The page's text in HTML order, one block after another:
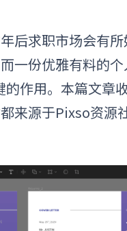
求职市场会有所
一份优雅有料的
的作用。本篇文章
来源于Pixso资源